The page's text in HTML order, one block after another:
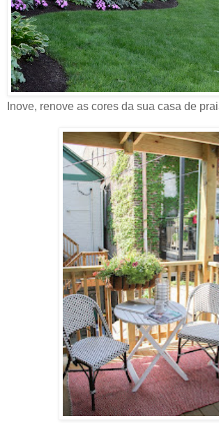
Inove, renove as cores da sua casa de